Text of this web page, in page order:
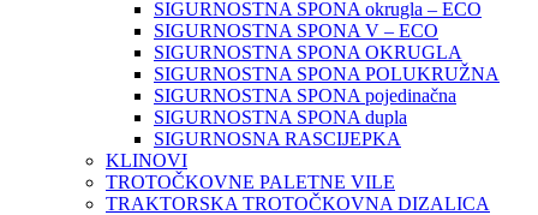
SIGURNOSTNA SPONA okrugla – ECO
SIGURNOSTNA SPONA V – ECO
SIGURNOSTNA SPONA OKRUGLA
SIGURNOSTNA SPONA POLUKRUŽNA
SIGURNOSTNA SPONA pojedinačna
SIGURNOSTNA SPONA dupla
SIGURNOSNA RASCIJEPKA
KLINOVI
TROTOČKOVNE PALETNE VILE
TRAKTORSKA TROTOČKOVNA DIZALICA